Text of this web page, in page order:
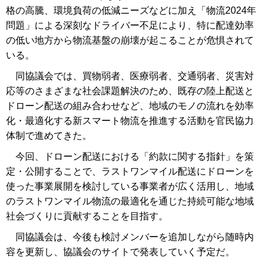
格の高騰、環境負荷の低減ニーズなどに加え「物流2024年
問題」による深刻なドライバー不足により、特に配達効率
の低い地方から物流基盤の崩壊が起こることが危惧されて
いる。
同協議会では、買物弱者、医療弱者、交通弱者、災害対
応等のさまざまな社会課題解決のため、既存の陸上配送と
ドローン配送の組み合わせなど、地域のモノの流れを効率
化・最適化する新スマート物流を推進する活動を官民協力
体制で進めてきた。
今回、ドローン配送における「約款に関する指針」を策
定・公開することで、ラストワンマイル配送にドローンを
使った事業展開を検討している事業者が広く活用し、地域
のラストワンマイル物流の最適化を通じた持続可能な地域
社会づくりに貢献することを目指す。
同協議会は、今後も検討メンバーを追加しながら随時内
容を更新し、協議会のサイトで発表していく予定だ。